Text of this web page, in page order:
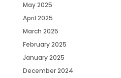
May 2025
April 2025
March 2025
February 2025
January 2025
December 2024